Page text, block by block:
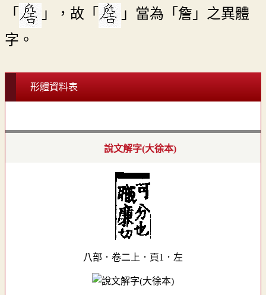
「
」，故「
」當為「詹」之異體
字。
形體資料表
說文解字(大徐本)
八部．卷二上．頁1．左